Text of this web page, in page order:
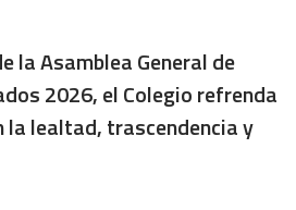
la Asamblea General de
2026, el Colegio refrenda
la lealtad, trascendencia y